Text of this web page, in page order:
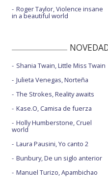
Roger Taylor, Violence insane
in a beautiful world
Shania Twain, Little Miss Twain
Julieta Venegas, Norteña
The Strokes, Reality awaits
Kase.O, Camisa de fuerza
Holly Humberstone, Cruel
world
Laura Pausini, Yo canto 2
Bunbury, De un siglo anterior
Manuel Turizo, Apambichao